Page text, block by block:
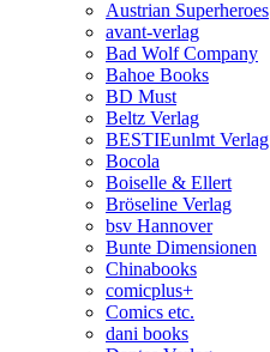
Austrian Superheroes
avant-verlag
Bad Wolf Company
Bahoe Books
BD Must
Beltz Verlag
BESTIEunlmt Verlag
Bocola
Boiselle & Ellert
Bröseline Verlag
bsv Hannover
Bunte Dimensionen
Chinabooks
comicplus+
Comics etc.
dani books